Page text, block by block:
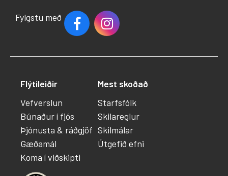
Fylgstu með
Flýtileiðir
Vefverslun
Búnaður í fjós
Þjónusta & ráðgjöf
Gæðamál
Koma í viðskipti
Mest skoðað
Starfsfólk
Skilareglur
Skilmálar
Útgefið efni